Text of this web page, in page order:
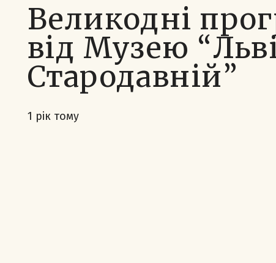
Великодні
від Музею
Стародавній”
1 рік тому